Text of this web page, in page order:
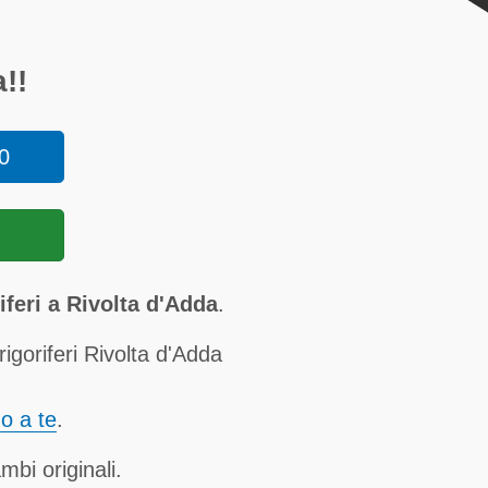
a Rivolta d'Adda.
Rivolta d'Adda
a te.
originali.